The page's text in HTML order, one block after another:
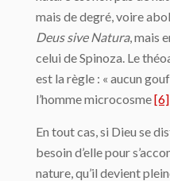
mais de degré, voire
Deus sive Natura, mais
celui de Spinoza. Le
est la règle : « aucun
l’homme microcosme[6]
En tout cas, si Dieu se
besoin d’elle pour
nature, qu’il devient